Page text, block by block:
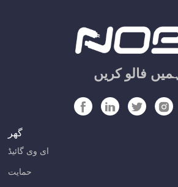
ہمیں فالو کریں
گھر
ای وی گائیڈ
حمایت